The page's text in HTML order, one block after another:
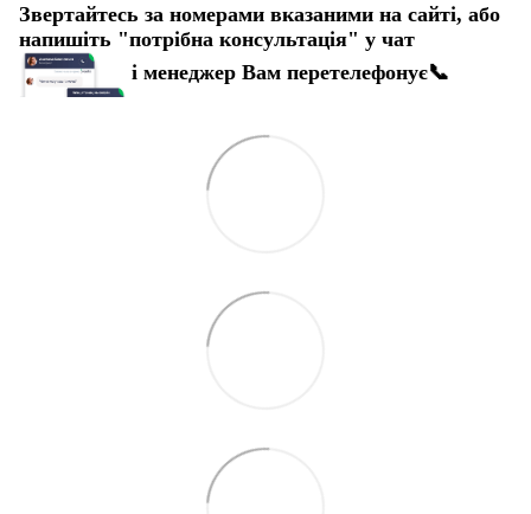
Звертайтесь за номерами вказаними на сайті, або
напишіть "потрібна консультація" у чат
і менеджер Вам перетелефонує📞